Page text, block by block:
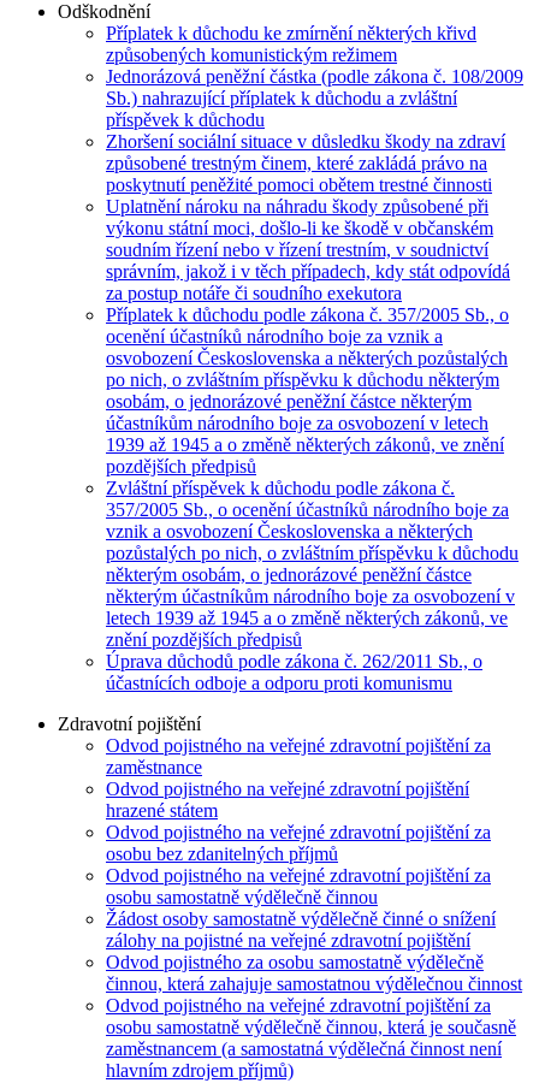
Odškodnění
Příplatek k důchodu ke zmírnění některých křivd
způsobených komunistickým režimem
Jednorázová peněžní částka (podle zákona č. 108/2009
Sb.) nahrazující příplatek k důchodu a zvláštní
příspěvek k důchodu
Zhoršení sociální situace v důsledku škody na zdraví
způsobené trestným činem, které zakládá právo na
poskytnutí peněžité pomoci obětem trestné činnosti
Uplatnění nároku na náhradu škody způsobené při
výkonu státní moci, došlo-li ke škodě v občanském
soudním řízení nebo v řízení trestním, v soudnictví
správním, jakož i v těch případech, kdy stát odpovídá
za postup notáře či soudního exekutora
Příplatek k důchodu podle zákona č. 357/2005 Sb., o
ocenění účastníků národního boje za vznik a
osvobození Československa a některých pozůstalých
po nich, o zvláštním příspěvku k důchodu některým
osobám, o jednorázové peněžní částce některým
účastníkům národního boje za osvobození v letech
1939 až 1945 a o změně některých zákonů, ve znění
pozdějších předpisů
Zvláštní příspěvek k důchodu podle zákona č.
357/2005 Sb., o ocenění účastníků národního boje za
vznik a osvobození Československa a některých
pozůstalých po nich, o zvláštním příspěvku k důchodu
některým osobám, o jednorázové peněžní částce
některým účastníkům národního boje za osvobození v
letech 1939 až 1945 a o změně některých zákonů, ve
znění pozdějších předpisů
Úprava důchodů podle zákona č. 262/2011 Sb., o
účastnících odboje a odporu proti komunismu
Zdravotní pojištění
Odvod pojistného na veřejné zdravotní pojištění za
zaměstnance
Odvod pojistného na veřejné zdravotní pojištění
hrazené státem
Odvod pojistného na veřejné zdravotní pojištění za
osobu bez zdanitelných příjmů
Odvod pojistného na veřejné zdravotní pojištění za
osobu samostatně výdělečně činnou
Žádost osoby samostatně výdělečně činné o snížení
zálohy na pojistné na veřejné zdravotní pojištění
Odvod pojistného za osobu samostatně výdělečně
činnou, která zahajuje samostatnou výdělečnou činnost
Odvod pojistného na veřejné zdravotní pojištění za
osobu samostatně výdělečně činnou, která je současně
zaměstnancem (a samostatná výdělečná činnost není
hlavním zdrojem příjmů)